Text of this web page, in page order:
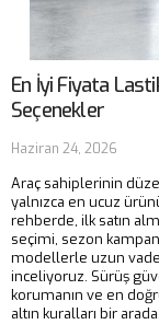
En İyi Fiyata
Seçenekler
Haziran 24, 2026
Araç sahiplerinin
yalnızca en ucuz
rehberde, ilk satın
seçimi, sezon
modellerle uzun
inceliyoruz. Sürüş
korumanın ve en
altın kuralları bir arada.